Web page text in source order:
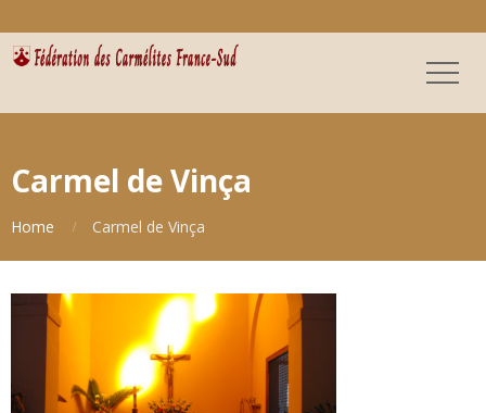
Carmel de Vinça
Home Carmel de Vinça